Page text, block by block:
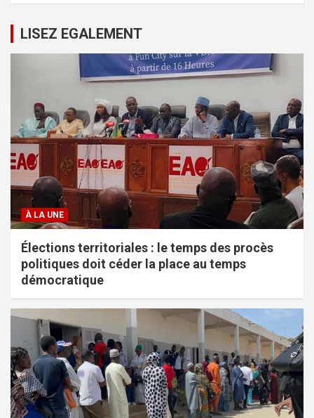
LISEZ EGALEMENT
À LA UNE
Élections territoriales : le temps des procès
politiques doit céder la place au temps
démocratique